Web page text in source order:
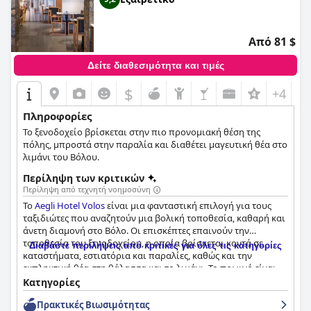
Από 81 $
Δείτε διαθεσιμότητα και τιμές
$ +4
Πληροφορίες
Το ξενοδοχείο βρίσκεται στην πιο προνομιακή θέση της
πόλης, μπροστά στην παραλία και διαθέτει μαγευτική θέα στο
λιμάνι του Βόλου.
Περίληψη των κριτικών
Περίληψη από τεχνητή νοημοσύνη
ΤοAegli Hotel Volosείναι μια φανταστική επιλογή για τους
ταξιδιώτες που αναζητούν μια βολική τοποθεσία, καθαρή και
άνετη διαμονή στο Βόλο. Οι επισκέπτες επαινούν την
τοποθεσία του ξενοδοχείου, η οποία βρίσκεται κοντά σε
καταστήματα, εστιατόρια και παραλίες, καθώς και την
εκπληκτική θέα στη θάλασσα και το λιμάνι. Το πρωινό είναι
εξαιρετικό με μεγάλη ποικιλία επιλογών, φρέσκα προϊόντα
και προσεγμένο προσωπικό. Τα μοντέρνα, καθαρά και καλά
εξοπλισμένα δωμάτια με τα άνετα κρεβάτια και τα υπέροχα
Διαβάστε περιλήψεις από κριτικές για όλες τις κατηγορίες
Κατηγορίες
Πρακτικές Bιωσιμότητας